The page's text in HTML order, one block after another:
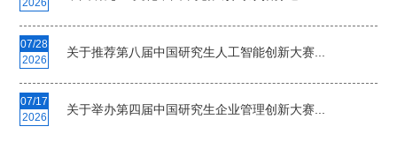
2026
07/28
2026
关于推荐第八届中国研究生人工智能创新大赛...
07/17
2026
关于举办第四届中国研究生企业管理创新大赛...